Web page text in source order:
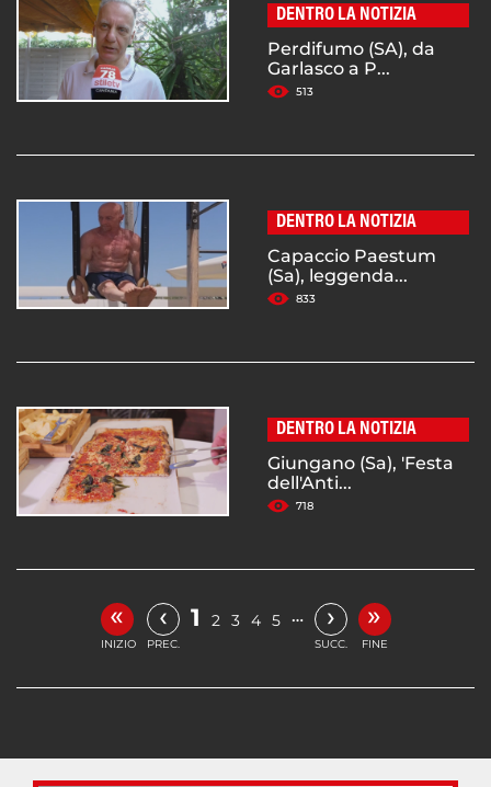
DENTRO LA NOTIZIA
Perdifumo (SA), da
Garlasco a P...
513
DENTRO LA NOTIZIA
Capaccio Paestum
(Sa), leggenda...
833
DENTRO LA NOTIZIA
Giungano (Sa), 'Festa
dell'Anti...
718
«
INIZIO
‹
PREC.
1 2 3 4 5 … ›
SUCC.
»
FINE